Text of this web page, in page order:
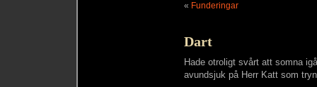
« Funderingar
Dart
Hade otroligt svårt att somna
avundsjuk på Herr Katt som